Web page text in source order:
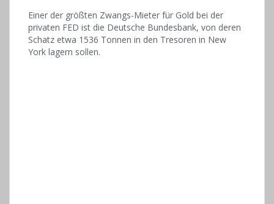
Einer der größten Zwangs-Mieter für Gold bei der
privaten FED ist die Deutsche Bundesbank, von deren
Schatz etwa 1536 Tonnen in den Tresoren in New
York lagern sollen.